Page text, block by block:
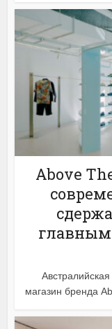
Above
магазин бренда